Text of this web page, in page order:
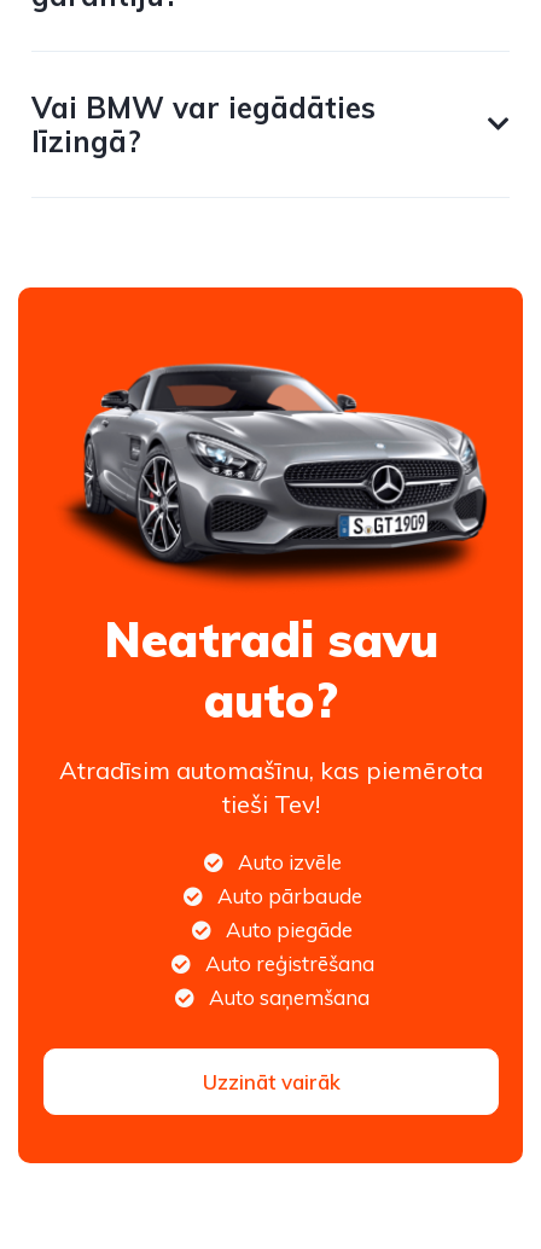
Vai BMW var iegādāties
līzingā?
Neatradi savu
auto?
Atradīsim automašīnu, kas piemērota
tieši Tev!
Auto izvēle
Auto pārbaude
Auto piegāde
Auto reģistrēšana
Auto saņemšana
Uzzināt vairāk